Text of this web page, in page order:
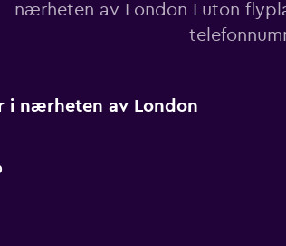
nærheten av London Luton
i nærheten av London